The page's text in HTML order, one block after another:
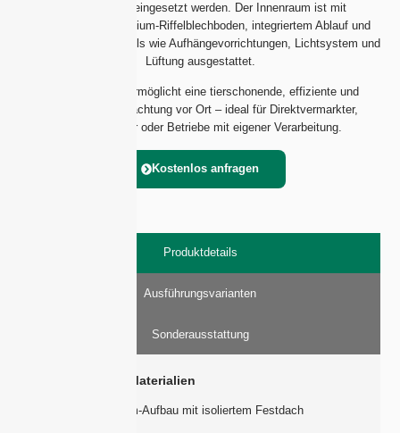
Schlachtungen eingesetzt werden. Der Innenraum ist mit
rutschfestem Aluminium-Riffelblechboden, integriertem Ablauf und
ggf. funktionalen Details wie Aufhängevorrichtungen, Lichtsystem und
Lüftung ausgestattet.
Die BVAD-Serie ermöglicht eine tierschonende, effiziente und
hygienische Schlachtung vor Ort – ideal für Direktvermarkter,
Lohnschlachter oder Betriebe mit eigener Verarbeitung.
Kostenlos anfragen
Produktdetails
Ausführungsvarianten
Sonderausstattung
Grundaufbau & Materialien
Vollaluminium-Aufbau mit isoliertem Festdach